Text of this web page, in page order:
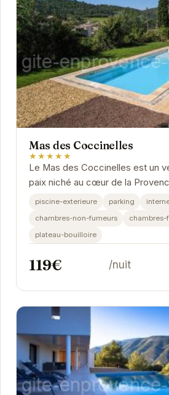
Mas des Coccinelles
★★★★★
Le Mas des Coccinelles est un
paix niché au cœur de la
extérieure scintillante, son
piscine-exterieure parking
chambres-non-fumeurs
chambres-
plateau-bouilloire
119€ /nuit